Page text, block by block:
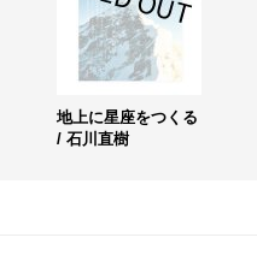
地上に星座をつくる
/ 石川直樹